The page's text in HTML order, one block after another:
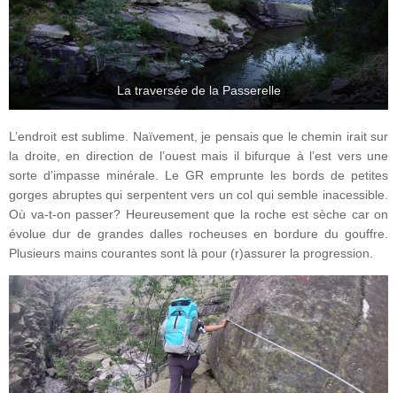
La traversée de la Passerelle
L’endroit est sublime. Naïvement, je pensais que le chemin irait sur
la droite, en direction de l’ouest mais il bifurque à l’est vers une
sorte d’impasse minérale. Le GR emprunte les bords de petites
gorges abruptes qui serpentent vers un col qui semble inacessible.
Où va-t-on passer? Heureusement que la roche est sèche car on
évolue dur de grandes dalles rocheuses en bordure du gouffre.
Plusieurs mains courantes sont là pour (r)assurer la progression.